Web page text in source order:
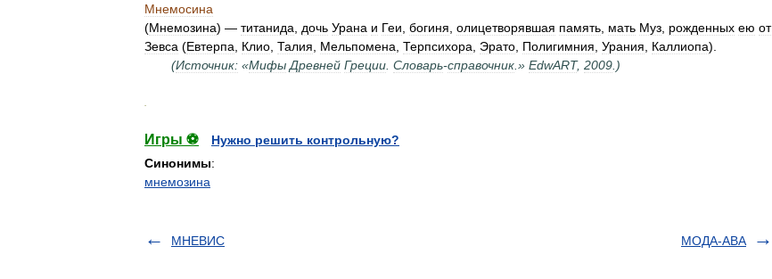
Мнемосина
(Мнемозина) — титанида дочь Урана и Геи богиня олицетворявшая память мать Муз рожденных ею от
Зевса (Евтерпа Клио Талия Мельпомена Терпсихора Эрато Полигимния Урания Каллиопа).
(Источник: «Мифы Древней Греции Словарь-справочник .» EdwART, 2009 .)
Игры ⚽
Нужно решить контрольную?
Синонимы:
мнемозина
МНЕВИС МОДА-АВА